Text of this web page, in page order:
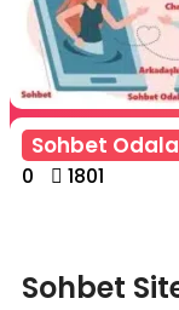
Sohbet
0
1801
Sohbet